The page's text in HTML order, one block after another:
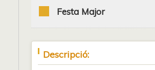
Festa Major
Descripció: